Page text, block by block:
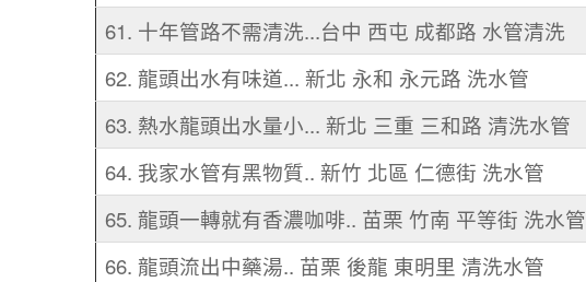
61. 十年管路不需清洗...台中 西屯 成都路 水管清洗
62. 龍頭出水有味道... 新北 永和 永元路 洗水管
63. 熱水龍頭出水量小... 新北 三重 三和路 清洗水管
64. 我家水管有黑物質.. 新竹 北區 仁德街 洗水管
65. 龍頭一轉就有香濃咖啡.. 苗栗 竹南 平等街 洗水管
66. 龍頭流出中藥湯.. 苗栗 後龍 東明里 清洗水管